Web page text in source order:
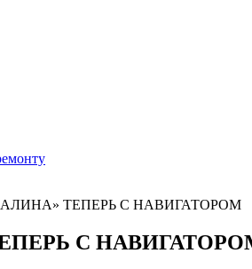
ТЕПЕРЬ С НАВИГАТОРОМ
С